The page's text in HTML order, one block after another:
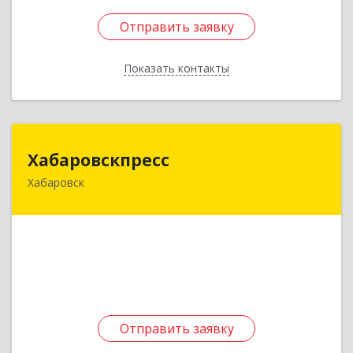
Отправить заявку
Показать контакты
Отправить заявку
Назад
Хабаровскпресс
Хабаровск
Отправить заявку
380030, Хабаровский край, Хабаровск г, Мухина
Отправить заявку